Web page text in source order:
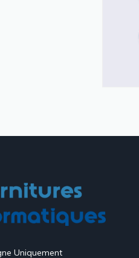
Uniquement